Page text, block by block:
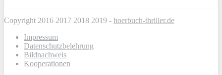
Copyright 2016 2017 2018 2019 - hoerbuch-thriller.de
Impressum
Datenschutzbelehrung
Bildnachweis
Kooperationen